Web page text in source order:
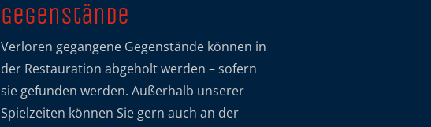
Gegenstände
Verloren gegangene Gegenstände können in
der Restauration abgeholt werden – sofern
sie gefunden werden. Außerhalb unserer
Spielzeiten können Sie gern auch an der